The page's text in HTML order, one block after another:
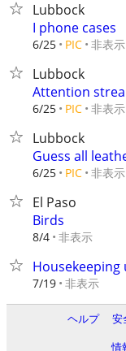
Lubbock
I phone cases
6/25 PIC 非表示
Lubbock
Attention
6/25 PIC 非表示
Lubbock
Guess all
6/25 PIC 非表示
El Paso
Birds
8/4 非表示
Housekeeping
7/19 非表示
ヘルプ 安
情